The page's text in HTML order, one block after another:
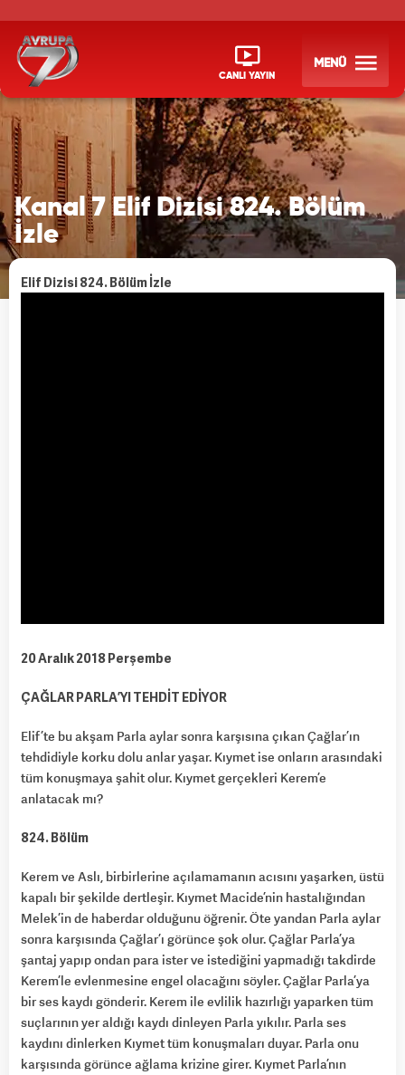
CANLI YAYIN
MENÜ
Kanal 7 Elif Dizisi 824. Bölüm
İzle
Elif Dizisi 824. Bölüm İzle
20 Aralık 2018 Perşembe
ÇAĞLAR PARLA’YI TEHDİT EDİYOR
Elif’te bu akşam Parla aylar sonra karşısına çıkan Çağlar’ın
tehdidiyle korku dolu anlar yaşar. Kıymet ise onların arasındaki
tüm konuşmaya şahit olur. Kıymet gerçekleri Kerem’e
anlatacak mı?
824. Bölüm
Kerem ve Aslı, birbirlerine açılamamanın acısını yaşarken, üstü
kapalı bir şekilde dertleşir. Kıymet Macide’nin hastalığından
Melek’in de haberdar olduğunu öğrenir. Öte yandan Parla aylar
sonra karşısında Çağlar’ı görünce şok olur. Çağlar Parla’ya
şantaj yapıp ondan para ister ve istediğini yapmadığı takdirde
Kerem’le evlenmesine engel olacağını söyler. Çağlar Parla’ya
bir ses kaydı gönderir. Kerem ile evlilik hazırlığı yaparken tüm
suçlarının yer aldığı kaydı dinleyen Parla yıkılır. Parla ses
kaydını dinlerken Kıymet tüm konuşmaları duyar. Parla onu
karşısında görünce ağlama krizine girer. Kıymet Parla’nın